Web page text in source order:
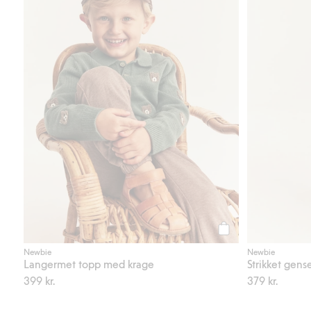
Legg til
Newbie
Langermet topp med krage
399 kr.
Newbie
Strikket
379 kr.